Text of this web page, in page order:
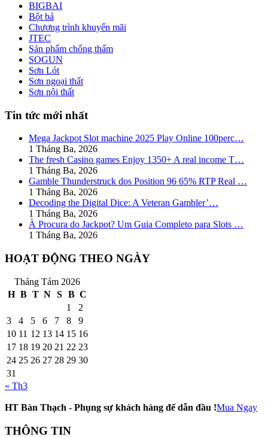
BIGBAI
Bột bả
Chương trình khuyến mãi
JTEC
Sản phẩm chống thấm
SOGUN
Sơn Lót
Sơn ngoại thất
Sơn nội thất
Tin tức mới nhất
Mega Jackpot Slot machine 2025 Play Online 100perc…
1 Tháng Ba, 2026
The fresh Casino games Enjoy 1350+ A real income T…
1 Tháng Ba, 2026
Gamble Thunderstruck dos Position 96 65% RTP Real …
1 Tháng Ba, 2026
Decoding the Digital Dice: A Veteran Gambler’…
1 Tháng Ba, 2026
À Procura do Jackpot? Um Guia Completo para Slots …
1 Tháng Ba, 2026
HOẠT ĐỘNG THEO NGÀY
Tháng Tám 2026
H B T N S B C
1
2
3
4 5 6 7 8
9
10 11 12 13 14 15 16
17 18 19 20 21 22 23
24 25 26 27 28 29 30
31
« Th3
HT Bàn Thạch - Phụng sự khách hàng để dẫn đầu !Mua Ngay
THÔNG TIN